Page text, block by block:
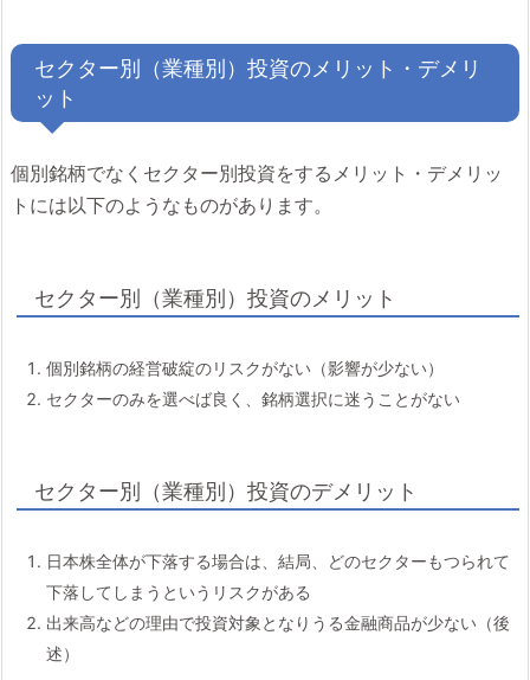
セクター別（業種別）投資のメリット・デメリ
ット
個別銘柄でなくセクター別投資をするメリット・デメリッ
トには以下のようなものがあります。
セクター別（業種別）投資のメリット
個別銘柄の経営破綻のリスクがない（影響が少ない）
セクターのみを選べば良く、銘柄選択に迷うことがない
セクター別（業種別）投資のデメリット
日本株全体が下落する場合は、結局、どのセクターもつられて
下落してしまうというリスクがある
出来高などの理由で投資対象となりうる金融商品が少ない（後
述）